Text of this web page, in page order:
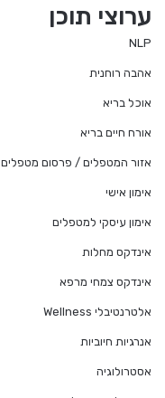
ערוצי תוכן
NLP
אהבה רוחנית
אוכל בריא
אורח חיים בריא
אזור המטפלים / פרסום מטפלים
אימון אישי
אימון עיסקי למטפלים
אינדקס מחלות
אינדקס צמחי מרפא
אלטרנטיבלי Wellness
אנרגיות חיוביות
אסטרולוגיה